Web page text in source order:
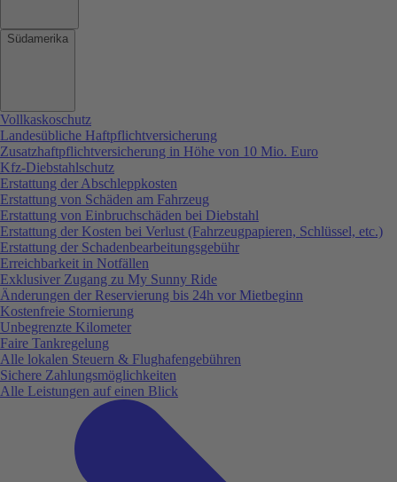
Südamerika
Vollkaskoschutz
Landesübliche Haftpflichtversicherung
Zusatzhaftpflichtversicherung in Höhe von 10 Mio. Euro
Kfz-Diebstahlschutz
Erstattung der Abschleppkosten
Erstattung von Schäden am Fahrzeug
Erstattung von Einbruchschäden bei Diebstahl
Erstattung der Kosten bei Verlust (Fahrzeugpapieren, Schlüssel, etc.)
Erstattung der Schadenbearbeitungsgebühr
Erreichbarkeit in Notfällen
Exklusiver Zugang zu My Sunny Ride
Änderungen der Reservierung bis 24h vor Mietbeginn
Kostenfreie Stornierung
Unbegrenzte Kilometer
Faire Tankregelung
Alle lokalen Steuern & Flughafengebühren
Sichere Zahlungsmöglichkeiten
Alle Leistungen auf einen Blick